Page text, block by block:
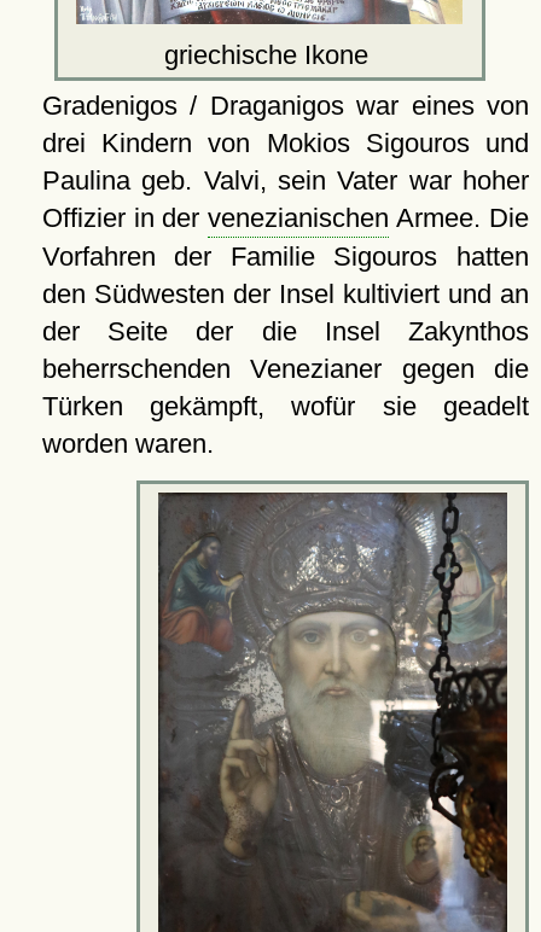
griechische Ikone
Gradenigos / Draganigos war eines von
drei Kindern von Mokios Sigouros und
Paulina geb. Valvi, sein Vater war hoher
Offizier in dervenezianischen Armee. Die
Vorfahren der Familie Sigouros hatten
den Südwesten der Insel kultiviert und an
der Seite der die Insel Zakynthos
beherrschenden Venezianer gegen die
Türken gekämpft, wofür sie geadelt
worden waren.